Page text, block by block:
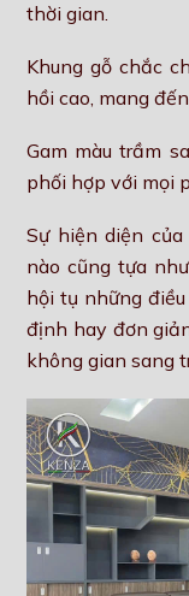
thời gian.
Khung gỗ chắc
hồi cao, mang
Gam màu trầm
phối hợp với mọi
Sự hiện diện
nào cũng tựa
hội tụ những
định hay đơn
không gian sang